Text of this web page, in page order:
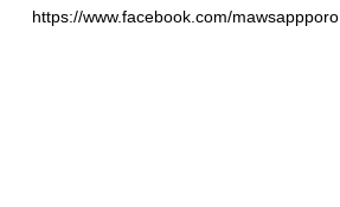
https://www.facebook.com/mawsappporo